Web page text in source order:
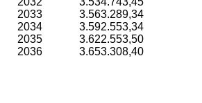
2033
3.563.289,34
2034
3.592.553,34
2035
3.622.553,50
2036
3.653.308,40